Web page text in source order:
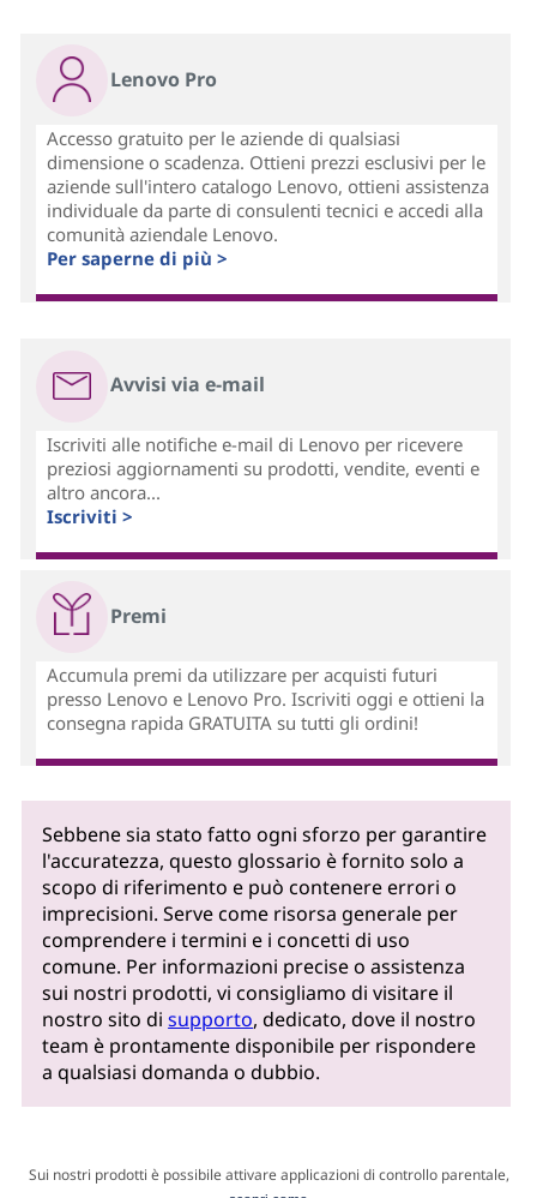
Lenovo Pro
Accesso gratuito per le aziende di qualsiasi
dimensione o scadenza. Ottieni prezzi esclusivi per le
aziende sull'intero catalogo Lenovo, ottieni assistenza
individuale da parte di consulenti tecnici e accedi alla
comunità aziendale Lenovo.
Per saperne di più >
Avvisi via e-mail
Iscriviti alle notifiche e-mail di Lenovo per ricevere
preziosi aggiornamenti su prodotti, vendite, eventi e
altro ancora...
Iscriviti >
Premi
Accumula premi da utilizzare per acquisti futuri
presso Lenovo e Lenovo Pro. Iscriviti oggi e ottieni la
consegna rapida GRATUITA su tutti gli ordini!
Sebbene sia stato fatto ogni sforzo per garantire
l'accuratezza, questo glossario è fornito solo a
scopo di riferimento e può contenere errori o
imprecisioni. Serve come risorsa generale per
comprendere i termini e i concetti di uso
comune. Per informazioni precise o assistenza
sui nostri prodotti, vi consigliamo di visitare il
nostro sito disupporto, dedicato, dove il nostro
team è prontamente disponibile per rispondere
a qualsiasi domanda o dubbio.
Sui nostri prodotti è possibile attivare applicazioni di controllo parentale,